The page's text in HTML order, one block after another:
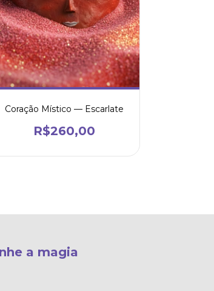
Coração Místico — Escarlate
R$260,00
a magia